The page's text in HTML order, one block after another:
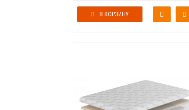
В КОРЗИНУ